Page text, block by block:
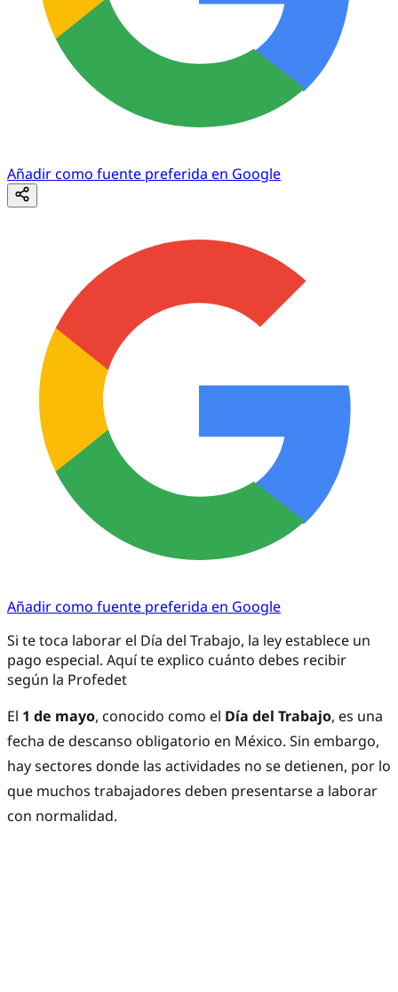
Añadir como fuente preferida en Google
Añadir como fuente preferida en Google
Si te toca laborar el Día del Trabajo, la ley establece un
pago especial. Aquí te explico cuánto debes recibir
según la Profedet
El 1 de mayo, conocido como el Día del Trabajo, es una
fecha de descanso obligatorio en México. Sin embargo,
hay sectores donde las actividades no se detienen, por lo
que muchos trabajadores deben presentarse a laborar
con normalidad.